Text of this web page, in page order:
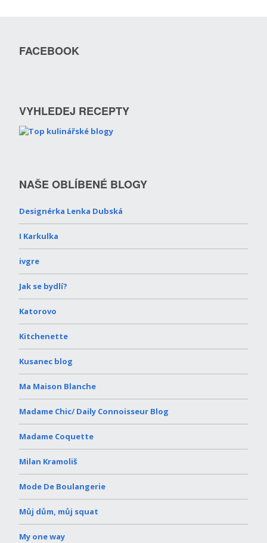
FACEBOOK
VYHLEDEJ RECEPTY
NAŠE OBLÍBENÉ BLOGY
Designérka Lenka Dubská
I Karkulka
ivgre
Jak se bydlí?
Katorovo
Kitchenette
Kusanec blog
Ma Maison Blanche
Madame Chic/ Daily Connoisseur Blog
Madame Coquette
Milan Kramoliš
Mode De Boulangerie
Můj dům, můj squat
My one way